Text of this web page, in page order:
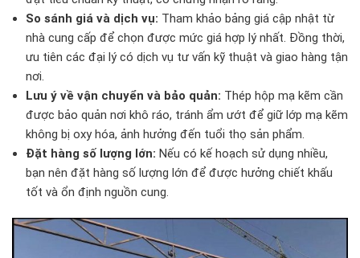
So sánh giá và dịch vụ: Tham khảo bảng giá cập nhật từ
nhà cung cấp để chọn được mức giá hợp lý nhất. Đồng thời,
ưu tiên các đại lý có dịch vụ tư vấn kỹ thuật và giao hàng tận
nơi.
Lưu ý về vận chuyển và bảo quản: Thép hộp mạ kẽm cần
được bảo quản nơi khô ráo, tránh ẩm ướt để giữ lớp mạ kẽm
không bị oxy hóa, ảnh hưởng đến tuổi thọ sản phẩm.
Đặt hàng số lượng lớn: Nếu có kế hoạch sử dụng nhiều,
bạn nên đặt hàng số lượng lớn để được hưởng chiết khấu
tốt và ổn định nguồn cung.